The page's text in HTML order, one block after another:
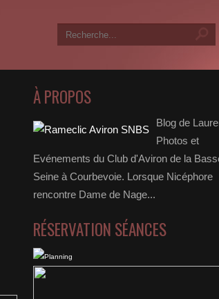
À PROPOS
Blog de
Photos et
Evénements du Club d'Aviron de la
Seine à Courbevoie. Lorsque Nicéphore
rencontre Dame de Nage...
RÉSERVATION SÉANCES